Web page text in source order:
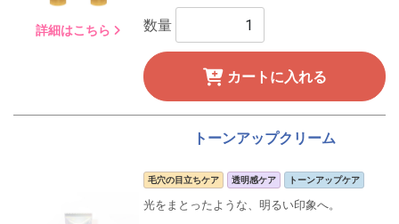
詳細はこちら 数量
カートに入れる
トーンアップクリーム
毛穴の目立ちケア 透明感ケア トーンアップケア
光をまとったような、明るい印象へ。